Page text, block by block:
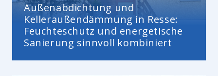
Außenabdichtung und
Kelleraußendämmung in Resse:
Feuchteschutz und energetische
Sanierung sinnvoll kombiniert